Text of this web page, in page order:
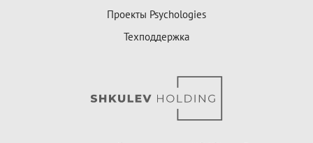
Проекты Psychologies
Техподдержка